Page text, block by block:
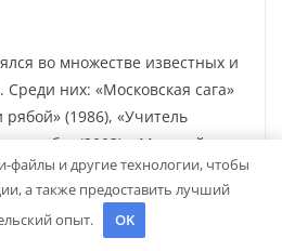
во множестве известных и
них: «Московская сага»
(1986), «Учитель
в гробу» (2003), «Морской
с домашними
другие. В этих фильмах
зрителей и критиков
файлы и другие технологии, чтобы
а также предоставить лучший
опыт.
OK